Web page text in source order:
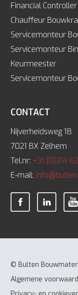
Financial
Chauffeur
Servicemonteur
Servicemonteur
Keurmeester
Servicemonteur
CONTACT
Nijverheidsweg 18
7021 BX Zelhem
Tel.nr: +31 (0)314
E-mail:
© Bulten
Algemene